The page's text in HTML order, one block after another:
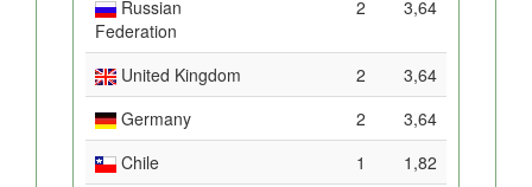
Russian
Federation
2 3,64
United Kingdom 2
3,64
Germany
2
3,64
Chile
1
1,82